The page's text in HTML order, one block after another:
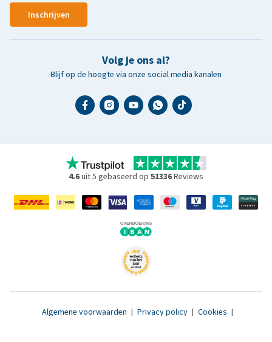
Inschrijven
Volg je ons al?
Blijf op de hoogte via onze social media kanalen
4.6uit 5 gebaseerd op 51336Reviews
Algemene voorwaarden | Privacy policy | Cookies |